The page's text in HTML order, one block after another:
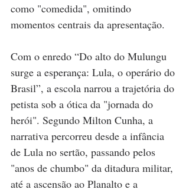
como "comedida", omitindo
momentos centrais da apresentação.
Com o enredo “Do alto do Mulungu
surge a esperança: Lula, o operário do
Brasil”, a escola narrou a trajetória do
petista sob a ótica da "jornada do
herói". Segundo Milton Cunha, a
narrativa percorreu desde a infância
de Lula no sertão, passando pelos
"anos de chumbo" da ditadura militar,
até a ascensão ao Planalto e a